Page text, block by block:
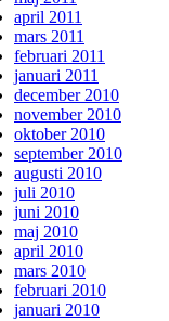
april 2011
mars 2011
februari 2011
januari 2011
december 2010
november 2010
oktober 2010
september 2010
augusti 2010
juli 2010
juni 2010
maj 2010
april 2010
mars 2010
februari 2010
januari 2010